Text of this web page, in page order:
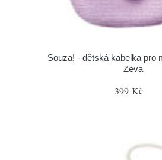
Souza! - dětská kabelka pro
Zeva
399 Kč